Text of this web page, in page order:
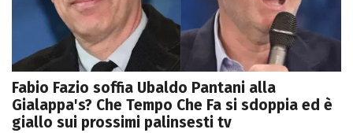
Fabio Fazio soffia Ubaldo Pantani alla
Gialappa's? Che Tempo Che Fa si sdoppia ed è
giallo sui prossimi palinsesti tv